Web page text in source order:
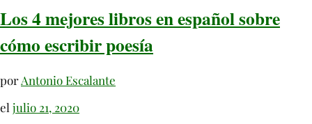
Los 4 mejores libros en español sobre
cómo escribir poesía
porAntonio Escalante
el julio 21, 2020